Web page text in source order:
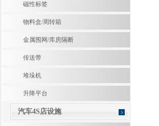
磁性标签
物料盒/周转箱
金属围网/库房隔断
传送带
堆垛机
升降平台
汽车4S店设施